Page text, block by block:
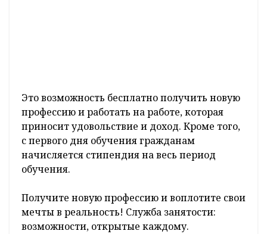
Это возможность бесплатно получить новую
профессию и работать на работе, которая
приносит удовольствие и доход. Кроме того,
с первого дня обучения гражданам
начисляется стипендия на весь период
обучения.
Получите новую профессию и воплотите свои
мечты в реальность! Служба занятости:
возможности, открытые каждому.